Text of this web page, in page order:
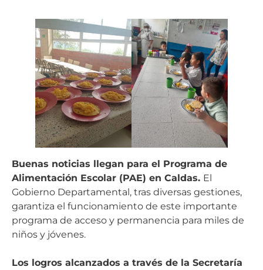
Buenas noticias llegan para el Programa de
Alimentación Escolar (PAE) en Caldas. El
Gobierno Departamental, tras diversas gestiones,
garantiza el funcionamiento de este importante
programa de acceso y permanencia para miles de
niños y jóvenes.
Los logros alcanzados a través de la Secretaría